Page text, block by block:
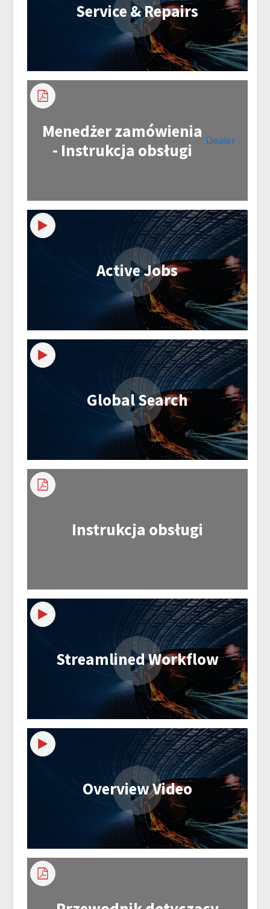
Service & Repairs
Menedżer zamówienia
- Instrukcja obsługi
Dealer
Active Jobs
Global Search
Instrukcja obsługi
Streamlined Workflow
Overview Video